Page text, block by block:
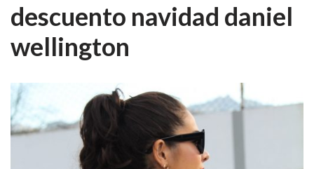
descuento navidad daniel
wellington